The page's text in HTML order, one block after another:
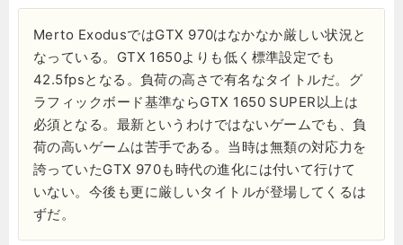
Merto ExodusではGTX 970はなかなか厳しい状況と
なっている。GTX 1650よりも低く標準設定でも
42.5fpsとなる。負荷の高さで有名なタイトルだ。グ
ラフィックボード基準ならGTX 1650 SUPER以上は
必須となる。最新というわけではないゲームでも、負
荷の高いゲームは苦手である。当時は無類の対応力を
誇っていたGTX 970も時代の進化には付いて行けて
いない。今後も更に厳しいタイトルが登場してくるは
ずだ。